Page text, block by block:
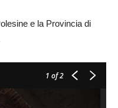
e la Provincia di
1 of 2